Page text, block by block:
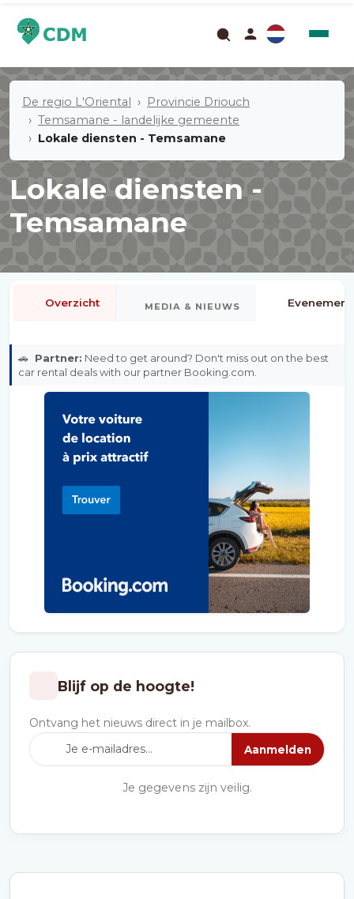
De regio L'Oriental
Provincie Driouch
Temsamane - landelijke gemeente
Lokale diensten - Temsamane
Lokale diensten -
Temsamane
Overzicht MEDIA & NIEUWS
🚗 Partner: Need to get around? Don't miss out on the best
car rental deals with our partner Booking.com.
Blijf op de hoogte!
Ontvang het nieuws direct in je mailbox.
Aanmelden
Je gegevens zijn veilig.